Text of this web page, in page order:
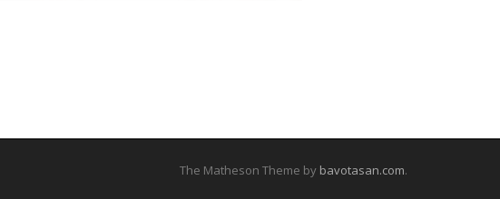
The Matheson Theme by bavotasan.com.